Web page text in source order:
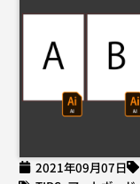
2021年09月07日